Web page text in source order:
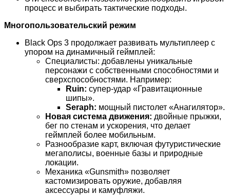
процесс и выбирать тактические подходы.
Многопользовательский режим
Black Ops 3 продолжает развивать мультиплеер с
упором на динамичный геймплей:
Специалисты: добавлены уникальные
персонажи с собственными способностями и
сверхспособностями. Например:
Ruin: супер-удар «Гравитационные
шипы».
Seraph: мощный пистолет «Анагилятор».
Новая система движения: двойные прыжки,
бег по стенам и ускорения, что делает
геймплей более мобильным.
Разнообразие карт, включая футуристические
мегаполисы, военные базы и природные
локации.
Механика «Gunsmith» позволяет
кастомизировать оружие, добавляя
аксессуары и камуфляжи.